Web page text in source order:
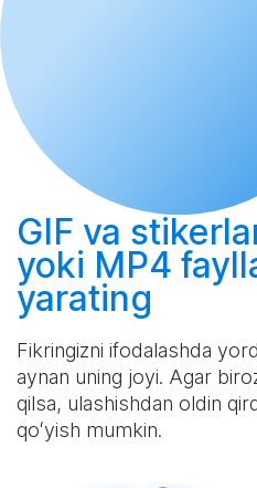
GIF va
yoki MP4
yarating
Fikringizni ifodalashda
aynan uning joyi. Agar
qilsa, ulashishdan oldin
qoʻyish mumkin.